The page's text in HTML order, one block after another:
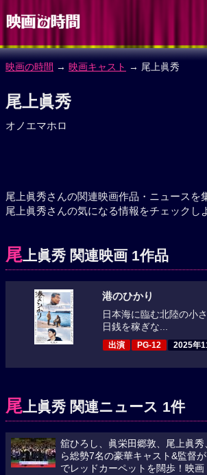
映画の時間 → 映画キャスト → 尾上眞秀
尾上眞秀
オノエマホロ
尾上眞秀さんの関連映画作品・ニュースを
尾上眞秀さんの気になる情報をチェックし
尾上眞秀 関連映画 1作品
港のひかり
日本海に臨む北陸の小
日銭を稼ぎな...
出演 PG-12 2025年
尾上眞秀 関連ニュース 1件
舘ひろし、眞栄田郷敦、尾上眞
ら総勢7名の豪華キャスト&監督
でレッドカーペットを闊歩！映